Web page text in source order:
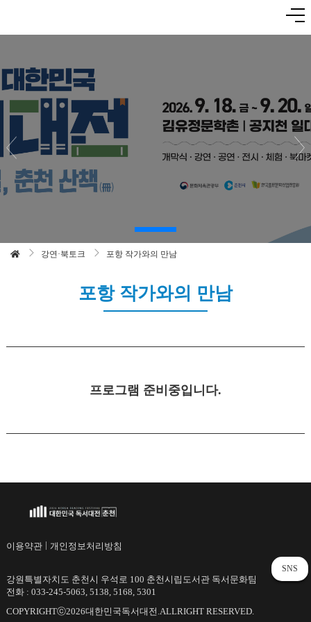
강연·북토크 포항 작가와의 만남
포항 작가와의 만남
프로그램 준비중입니다.
이용약관 | 개인정보처리방침
강원특별자치도 춘천시 우석로 100 춘천시립도서관 독서문화팀
전화 : 033-245-5063, 5138, 5168, 5301
COPYRIGHTⓒ2026대한민국독서대전.ALLRIGHT RESERVED.
SNS